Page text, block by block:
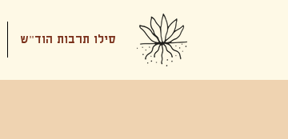
סילו תרבות הוד"ש